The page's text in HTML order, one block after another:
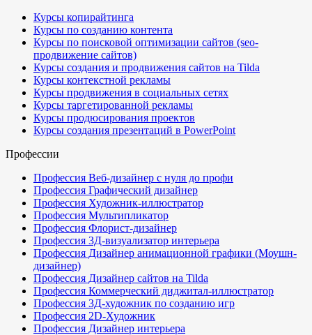
Курсы копирайтинга
Курсы по созданию контента
Курсы по поисковой оптимизации сайтов (seo-
продвижение сайтов)
Курсы создания и продвижения сайтов на Tilda
Курсы контекстной рекламы
Курсы продвижения в социальных сетях
Курсы таргетированной рекламы
Курсы продюсирования проектов
Курсы создания презентаций в PowerPoint
Профессии
Профессия Веб-дизайнер с нуля до профи
Профессия Графический дизайнер
Профессия Художник-иллюстратор
Профессия Мультипликатор
Профессия Флорист-дизайнер
Профессия 3Д-визуализатор интерьера
Профессия Дизайнер анимационной графики (Моушн-
дизайнер)
Профессия Дизайнер сайтов на Tilda
Профессия Коммерческий диджитал-иллюстратор
Профессия 3Д-художник по созданию игр
Профессия 2D-Художник
Профессия Дизайнер интерьера